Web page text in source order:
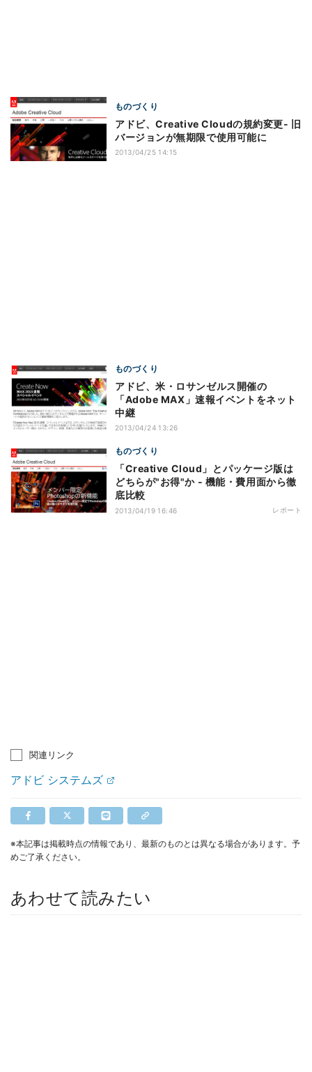
ものづくり
アドビ、Creative Cloudの規約変更- 旧
バージョンが無期限で使用可能に
2013/04/25 14:15
ものづくり
アドビ、米・ロサンゼルス開催の
「Adobe MAX」速報イベントをネット
中継
2013/04/24 13:26
ものづくり
「Creative Cloud」とパッケージ版は
どちらが"お得"か - 機能・費用面から徹
底比較
2013/04/19 16:46 レポート
関連リンク
アドビ システムズ
※本記事は掲載時点の情報であり、最新のものとは異なる場合があります。予
めご了承ください。
あわせて読みたい